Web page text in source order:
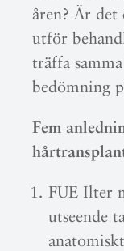
åren? Är det
utför
träffa
bedömning
Fem
FUE Ilter
utseende